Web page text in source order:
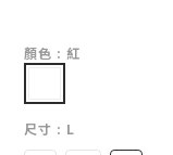
顏色 : 紅
尺寸 : L